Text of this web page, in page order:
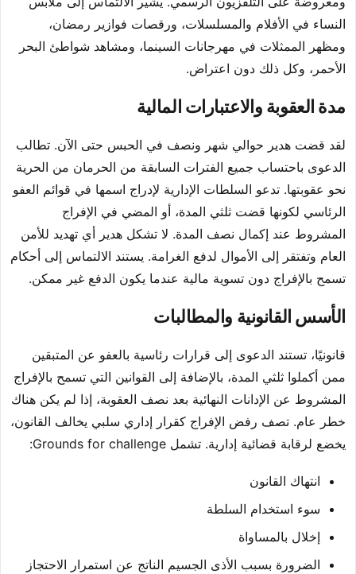
النساء في الأفلام والمسلسلات، ورقصات فوازير رمضان،
ومظهر الممثلات في مهرجانات السينما، ومشاهد شواطئ البحر
الأحمر، وكل ذلك دون اعتراض.
مدة العقوبة والاعتبارات المالية
لقد قضت هدير حوالي شهر ونصف في الحبس حتى الآن. تطالب
الدعوى باحتساب جميع الفترات السابقة من الحرمان من الحرية
نحو عقوبتها. تدعو السلطات الإدارية لإدراج اسمها في قوائم العفو
الرئاسي لكونها قضت ثلثي المدة، أو المضي في الإفراج
المشروط عند إكمال نصف المدة. لا تشكل هدير أي تهديد للأمن
العام وتفتقر إلى الأموال لدفع الغرامة. يستند الالتماس إلى أحكام
تسمح بالإفراج دون تسوية مالية عندما يكون الدفع غير ممكن.
الأسس القانونية والمطالبات
قانونيًا، تستند الدعوى إلى قرارات رئاسية بالعفو عن المتبقين
ممن أكملوا ثلثي المدة، بالإضافة إلى القوانين التي تسمح بالإفراج
المشروط عن الإدانات النهائية بعد نصف العقوبة، إذا لم يكن هناك
خطر عام. تصف رفض الإفراج كقرار إداري سلبي يخالف القانون،
يخضع لرقابة قضائية إدارية. تشمل Grounds for challenge:
انتهاك القانون
سوء استخدام السلطة
إخلال بالمساواة
الضرورة بسبب الأذى الجسيم الناتج عن استمرار الاحتجاز